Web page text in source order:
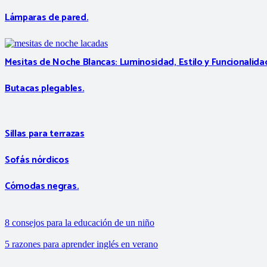
Lámparas de pared.
Mesitas de Noche Blancas: Luminosidad, Estilo y
Butacas plegables.
Sillas para terrazas
Sofás nórdicos
Cómodas negras.
8 consejos para la educación de un niño
5 razones para aprender inglés en verano